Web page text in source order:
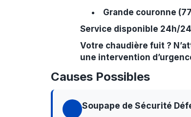
Grande couronne
Service disponible 24h/
Votre chaudière fuit ?
une intervention
Causes Possibles
Soupape de Sécurité